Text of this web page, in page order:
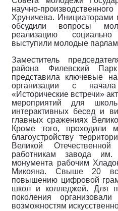
научно-
Хруничева. Инициаторами
обсудили вопросы
реализацию
выступили молодые
Заместитель
района Филевский
представила ключевые
организации с
«Исторические встречи»
мероприятий для
интерактивных бесед и
главных сражениях
Кроме того, проходили
благоустройству
Великой
работникам завода
монумента рабочим
Микояна. Свыше 20
повышению цифровой
школ и колледжей. Для
поколения
возможностям